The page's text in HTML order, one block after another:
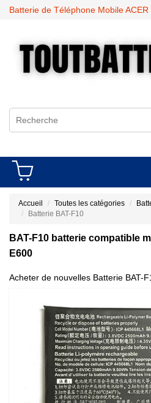
Batterie de Téléphone Mobile ACER
Accueil Toutes les catégories
Batterie BAT-F10
BAT-F10 batterie compatible
E600
Acheter de nouvelles Batterie BAT-